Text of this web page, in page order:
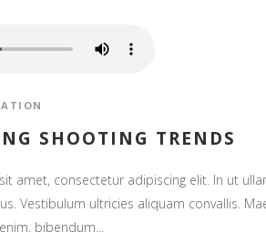
SHOOTING TRENDS
amet, consectetur adipiscing elit. In ut
Vestibulum ultricies aliquam convallis.
bibendum...